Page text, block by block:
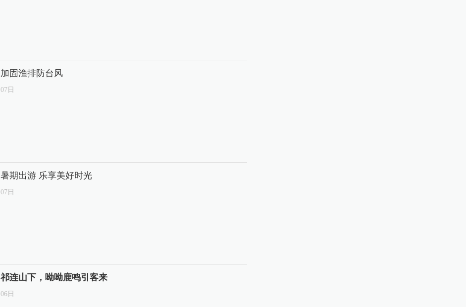
加固渔排防台风
07日
暑期出游 乐享美好时光
07日
祁连山下，呦呦鹿鸣引客来
06日